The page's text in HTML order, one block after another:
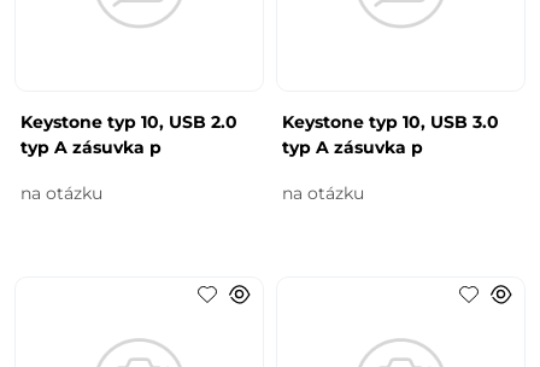
Keystone typ 10, USB 2.0
typ A zásuvka p
na otázku
Keystone typ 10, USB 3.0
typ A zásuvka p
na otázku